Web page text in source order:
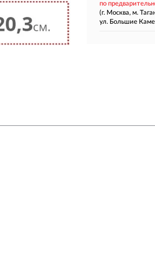
по
(г. Москва, м.
ул. Большие